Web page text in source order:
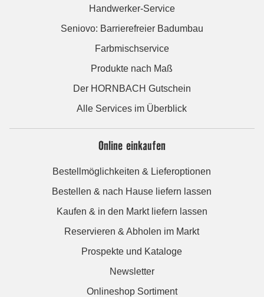
Handwerker-Service
Seniovo: Barrierefreier Badumbau
Farbmischservice
Produkte nach Maß
Der HORNBACH Gutschein
Alle Services im Überblick
Online einkaufen
Bestellmöglichkeiten & Lieferoptionen
Bestellen & nach Hause liefern lassen
Kaufen & in den Markt liefern lassen
Reservieren & Abholen im Markt
Prospekte und Kataloge
Newsletter
Onlineshop Sortiment